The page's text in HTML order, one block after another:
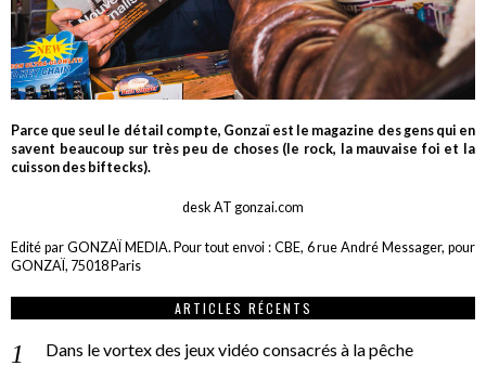
Parce que seul le détail compte, Gonzaï est le magazine des gens qui en
savent beaucoup sur très peu de choses (le rock, la mauvaise foi et la
cuisson des biftecks).
desk AT gonzai.com
Edité par GONZAÏ MEDIA. Pour tout envoi : CBE, 6 rue André Messager, pour
GONZAÏ, 75018 Paris
ARTICLES RÉCENTS
Dans le vortex des jeux vidéo consacrés à la pêche